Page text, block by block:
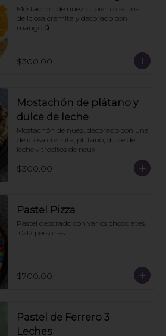
Mostachón de nuez cubierto de una
deliciosa cremita y decorado con
mango.🥭
$300.00
Mostachón de plátano y
dulce de leche
Mostachón de nuez, decorado con una
deliciosa cremita, pl´tano, dulce de
leche y trocitos de neux
$300.00
Pastel Pizza
Pastel decorado con varios chocolates.
10-12 personas.
$700.00
Pastel de Ferrero 3
Leches